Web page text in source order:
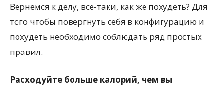
Вернемся к делу, все-таки, как же похудеть? Для
того чтобы повергнуть себя в конфигурацию и
похудеть необходимо соблюдать ряд простых
правил.
Расходуйте больше калорий, чем вы